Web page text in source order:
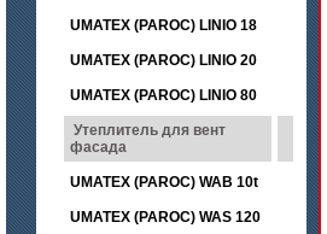
UMATEX (PAROC) LINIO 18
UMATEX (PAROC) LINIO 20
UMATEX (PAROC) LINIO 80
Утеплитель для вент
фасада
UMATEX (PAROC) WAB 10t
UMATEX (PAROC) WAS 120